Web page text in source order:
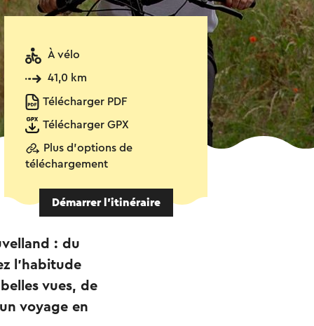
À vélo
41,0 km
Télécharger PDF
Télécharger GPX
Plus d'options de
téléchargement
Démarrer l’itinéraire
: du
l'habitude
vues, de
voyage en